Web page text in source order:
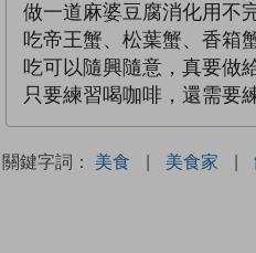
做一道麻婆豆腐消化用不
吃帝王蟹、松葉蟹、香箱
吃可以隨興隨意，真要做
只要練習喝咖啡，還需要
關鍵字詞： 美食 | 美食家 |